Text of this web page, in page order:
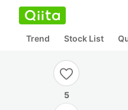
Trend Stock List
5